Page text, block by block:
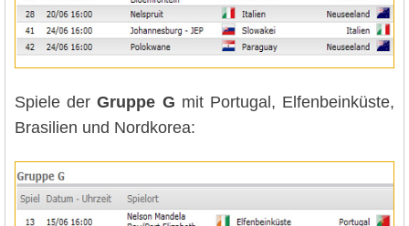
Spiele derGruppe G mit Portugal, Elfenbeinküste,
Brasilien und Nordkorea: